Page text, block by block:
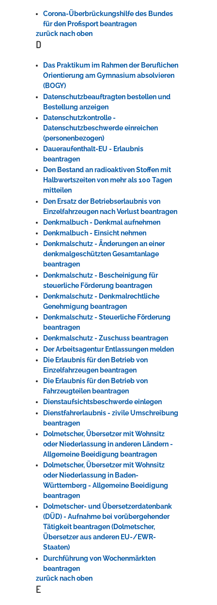
Corona-Überbrückungshilfe des Bundes
für den Profisport beantragen
zurück nach oben
D
Das Praktikum im Rahmen der Beruflichen
Orientierung am Gymnasium absolvieren
(BOGY)
Datenschutzbeauftragten bestellen und
Bestellung anzeigen
Datenschutzkontrolle -
Datenschutzbeschwerde einreichen
(personenbezogen)
Daueraufenthalt-EU - Erlaubnis
beantragen
Den Bestand an radioaktiven Stoffen mit
Halbwertszeiten von mehr als 100 Tagen
mitteilen
Den Ersatz der Betriebserlaubnis von
Einzelfahrzeugen nach Verlust beantragen
Denkmalbuch - Denkmal aufnehmen
Denkmalbuch - Einsicht nehmen
Denkmalschutz - Änderungen an einer
denkmalgeschützten Gesamtanlage
beantragen
Denkmalschutz - Bescheinigung für
steuerliche Förderung beantragen
Denkmalschutz - Denkmalrechtliche
Genehmigung beantragen
Denkmalschutz - Steuerliche Förderung
beantragen
Denkmalschutz - Zuschuss beantragen
Der Arbeitsagentur Entlassungen melden
Die Erlaubnis für den Betrieb von
Einzelfahrzeugen beantragen
Die Erlaubnis für den Betrieb von
Fahrzeugteilen beantragen
Dienstaufsichtsbeschwerde einlegen
Dienstfahrerlaubnis - zivile Umschreibung
beantragen
Dolmetscher, Übersetzer mit Wohnsitz
oder Niederlassung in anderen Ländern -
Allgemeine Beeidigung beantragen
Dolmetscher, Übersetzer mit Wohnsitz
oder Niederlassung in Baden-
Württemberg - Allgemeine Beeidigung
beantragen
Dolmetscher- und Übersetzerdatenbank
(DÜD) - Aufnahme bei vorübergehender
Tätigkeit beantragen (Dolmetscher,
Übersetzer aus anderen EU-/EWR-
Staaten)
Durchführung von Wochenmärkten
beantragen
zurück nach oben
E